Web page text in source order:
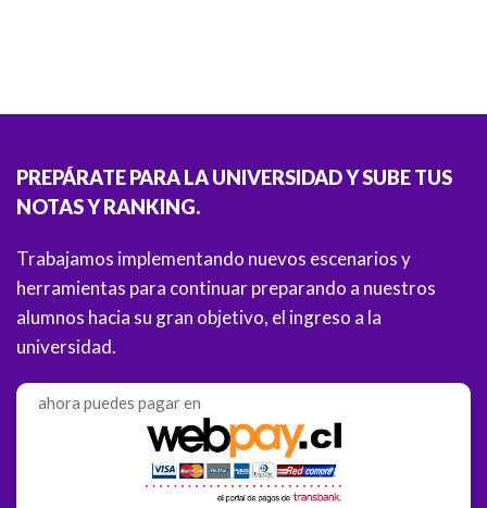
PREPÁRATE PARA LA UNIVERSIDAD Y SUBE TUS
NOTAS Y RANKING.
Trabajamos implementando nuevos escenarios y
herramientas para continuar preparando a nuestros
alumnos hacia su gran objetivo, el ingreso a la
universidad.
ahora puedes pagar en